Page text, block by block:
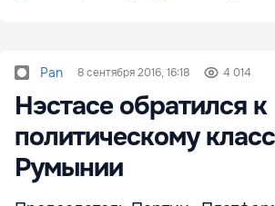
Pan 8 сентября 2016, 16:18 4 014
Нэстасе обратился к
политическому
Румынии